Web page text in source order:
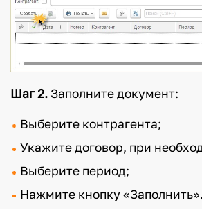
Шаг 2.Заполните документ:
Выберите контрагента;
Укажите договор, при
Выберите период;
Нажмите кнопку «Заполнить».